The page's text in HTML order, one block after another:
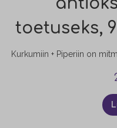
toetuseks,